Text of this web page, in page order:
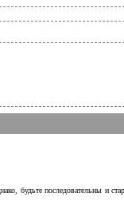
будьте последовательны и